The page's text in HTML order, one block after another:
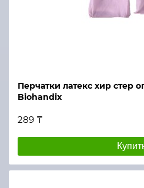
Перчатки латекс хир стер
Biohandix
289 ₸